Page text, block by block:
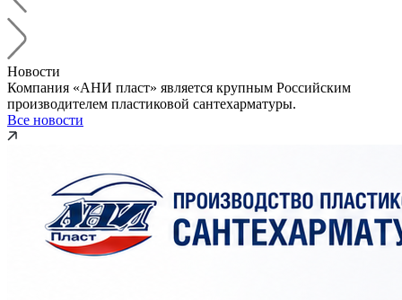
Новости
Компания «АНИ пласт» является крупным Российским
производителем пластиковой сантехарматуры.
Все новости